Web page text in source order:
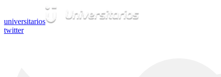
universitarios
twitter